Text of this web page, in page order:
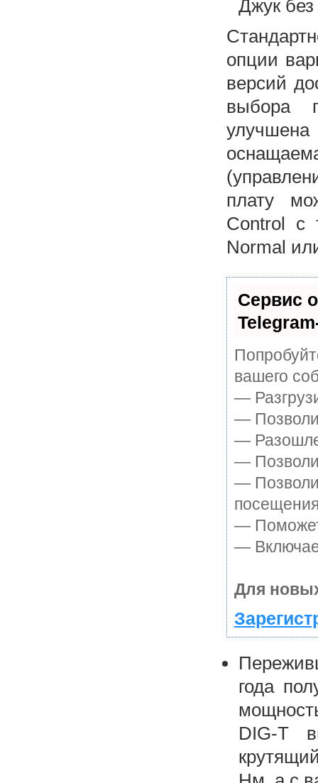
Джук
опции
версий
выбора
плату
Control с
Normal
Сервис
вашего
—
—
—
—
—
— Поможет
—
Для
года
DIG-T